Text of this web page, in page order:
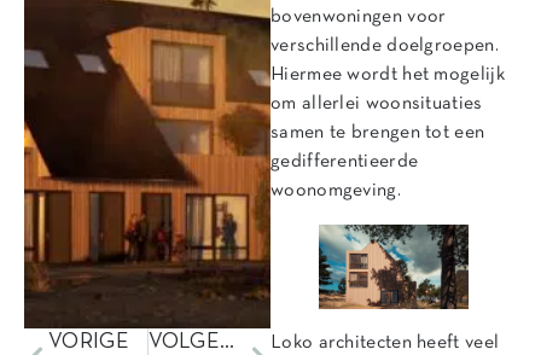
VORIGE
VOLGENDE
bovenwoningen voor
verschillende doelgroepen.
Hiermee wordt het mogelijk
om allerlei woonsituaties
samen te brengen tot een
gedifferentieerde
woonomgeving.
Loko architecten heeft veel